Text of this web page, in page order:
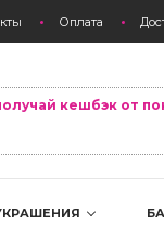
Оплата
кешбэк от